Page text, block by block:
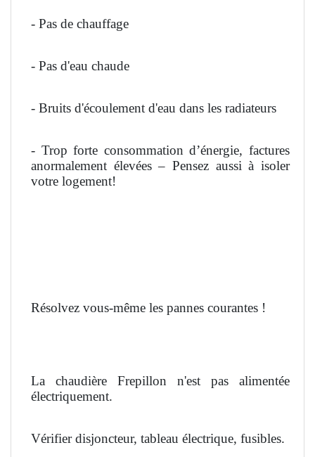
- Pas de chauffage
- Pas d'eau chaude
- Bruits d'écoulement d'eau dans les radiateurs
- Trop forte consommation d’énergie, factures
anormalement élevées – Pensez aussi à isoler
votre logement!
Résolvez vous-même les pannes courantes !
La chaudière Frepillon n'est pas alimentée
électriquement.
Vérifier disjoncteur, tableau électrique, fusibles.